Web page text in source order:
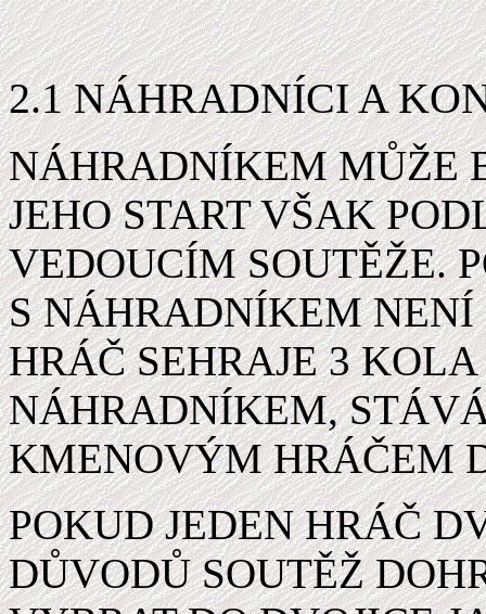
2.1 NÁHRADNÍCI A
NÁHRADNÍKEM MŮŽE
JEHO START VŠAK
VEDOUCÍM SOUTĚŽE.
S NÁHRADNÍKEM
HRÁČ SEHRAJE 3 KOLA
NÁHRADNÍKEM,
KMENOVÝM HRÁČEM
POKUD JEDEN HRÁČ
DŮVODŮ SOUTĚŽ